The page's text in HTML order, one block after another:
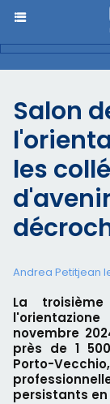
Salon
les
Andrea Petitjean
La
novembre
près de 1
Porto-
persistants